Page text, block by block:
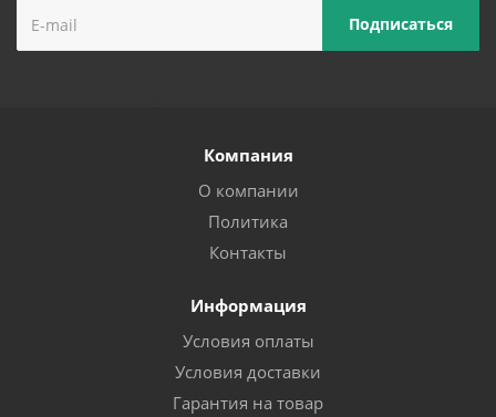
Компания
О компании
Политика
Контакты
Информация
Условия оплаты
Условия доставки
Гарантия на товар